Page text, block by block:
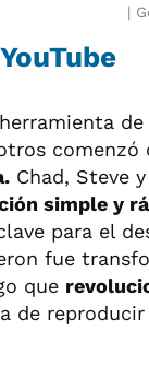
de
comenzó
Chad, Steve
simple y
para el
fue
que
de